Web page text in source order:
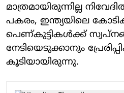
മാത്രമായിരുന്നില്ല
പകരം, ഇന്ത്യയിലെ
പെണ്കുട്ടികൾക്ക്
നേടിയെടുക്കാനും
കൂടിയായിരുന്നു.